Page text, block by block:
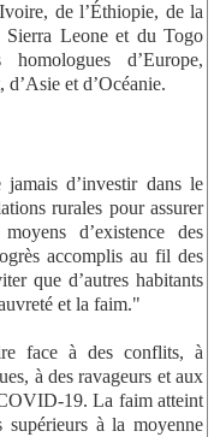
de l’Éthiopie, de la
Leone et du Togo
d’Europe,
et d’Océanie.
d’investir dans le
rurales pour assurer
d’existence des
accomplis au fil des
que d’autres habitants
et la faim."
face à des conflits, à
à des ravageurs et aux
19. La faim atteint
à la moyenne